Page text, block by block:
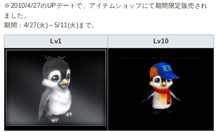
※2010/4/27のUPデートで、アイテムショップにて期間限定販売され
ました。
期間：4/27(火)～5/11(火)まで。
Lv1 Lv10